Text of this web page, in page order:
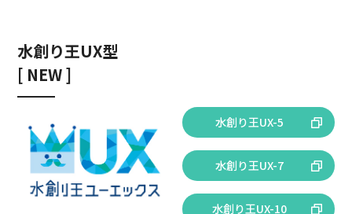
水創り王UX型
[ NEW ]
水創り王UX-5
水創り王UX-7
水創り王UX-10